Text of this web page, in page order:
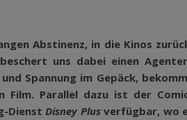
Abstinenz, in die Kinos
uns dabei einen
Spannung im Gepäck,
Film. Parallel dazu ist der
DienstDisney Plusverfügbar, wo